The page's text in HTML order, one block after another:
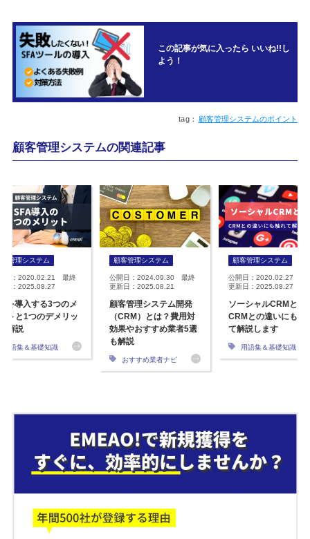
この記事が気に入ったら いいね!!し
よう！
顧客管理システムのポイント
顧客管理システムの関連記事
客管理システム
日：2020.02.21 最終
日：2025.08.27
を導入する3つのメ
トと1つのデメリッ
解説
用語集＆基礎知識
顧客管理システム
公開日：2024.09.30 最終
更新日：2025.08.21
顧客管理システム開発
（CRM）とは？費用対
効果やおすすめ業者5選
も解説
おすすめ業者ナビ
顧客管理システム
公開日：2020.02.27 最
更新日：2025.08.27
ソーシャルCRMとは
CRMとの違いにも触
て解説します
用語集＆基礎知識